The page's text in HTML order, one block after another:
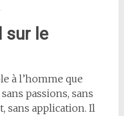
sur le
à l’homme que
passions, sans
sans application. Il